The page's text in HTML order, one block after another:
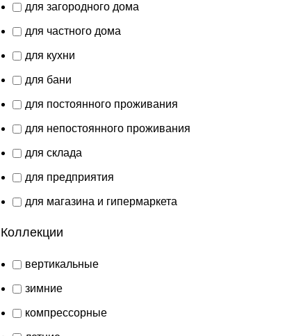
для загородного дома
для частного дома
для кухни
для бани
для постоянного проживания
для непостоянного проживания
для склада
для предприятия
для магазина и гипермаркета
Коллекции
вертикальные
зимние
компрессорные